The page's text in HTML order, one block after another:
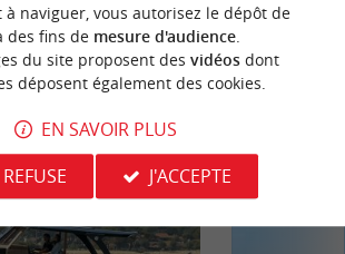
TESTÉPOUR VOUS
à naviguer, vous autorisez le dépôt de
des fins de mesure d'audience.
du site proposent des vidéosdont
déposent également des cookies.
EN SAVOIR PLUS
REFUSE
J'ACCEPTE